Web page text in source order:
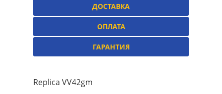
ДОСТАВКА
ОПЛАТА
ГАРАНТИЯ
Replica VV42gm